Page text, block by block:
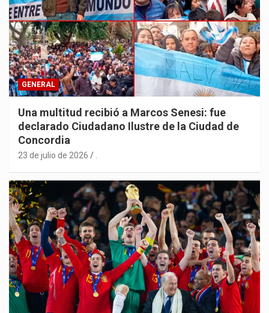
GENERAL
Una multitud recibió a Marcos Senesi: fue
declarado Ciudadano Ilustre de la Ciudad de
Concordia
23 de julio de 2026